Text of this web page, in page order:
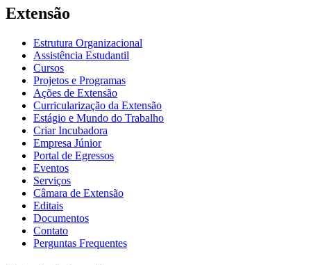
Extensão
Estrutura Organizacional
Assistência Estudantil
Cursos
Projetos e Programas
Ações de Extensão
Curricularização da Extensão
Estágio e Mundo do Trabalho
Criar Incubadora
Empresa Júnior
Portal de Egressos
Eventos
Serviços
Câmara de Extensão
Editais
Documentos
Contato
Perguntas Frequentes